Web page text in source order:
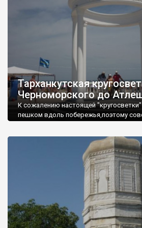
Тарханкутская
Черноморского до
К сожалению настоящей
пешком вдоль побережья,поэтому